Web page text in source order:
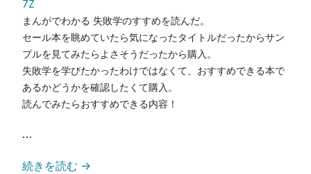
7Z
まんがでわかる 失敗学のすすめを読んだ。
セール本を眺めていたら気になったタイトルだったからサン
プルを見てみたらよさそうだったから購入。
失敗学を学びたかったわけではなくて、おすすめできる本で
あるかどうかを確認したくて購入。
読んでみたらおすすめできる内容！
…
続きを読む →